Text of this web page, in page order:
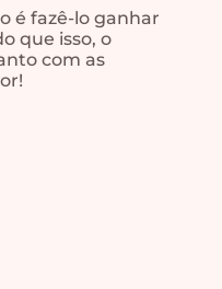
é fazê-lo ganhar
que isso, o
com as